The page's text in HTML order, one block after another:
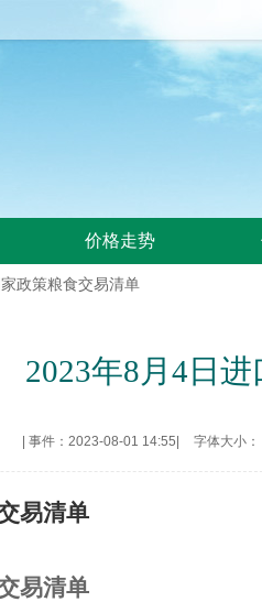
价格走势
政策粮食交易清单
2023年8月4日
事件：2023-08-01 14:55 字体大小：
易清单
易清单